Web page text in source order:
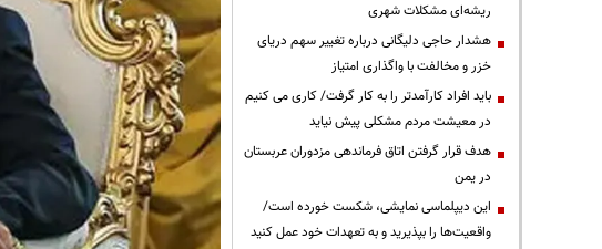
ریشه‌ای مشکلات شهری
هشدار حاجی دلیگانی درباره تغییر سهم دریای
خزر و مخالفت با واگذاری امتیاز
باید افراد کارآمدتر را به کار گرفت/ کاری می کنیم
در معیشت مردم مشکلی پیش نیاید
هدف قرار گرفتن اتاق‌ فرماندهی مزدوران عربستان
در یمن
این دیپلماسی نمایشی، شکست خورده است/
واقعیت‌ها را بپذیرید و به تعهدات خود عمل کنید